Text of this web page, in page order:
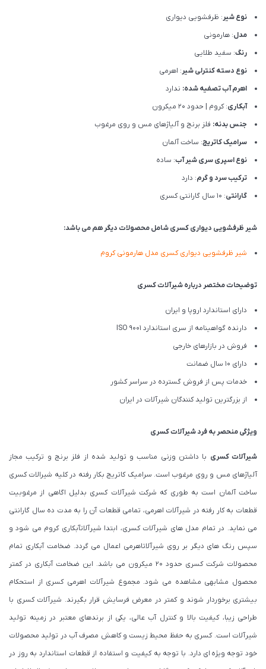
نوع شیر: ظرفشویی دیواری
مدل: هارمونی
رنگ: سفید طلایی
نوع دسته کنترلی شیر: اهرمی
اهرم آب تصفیه شده: ندارد
آبکاری: کروم | حدود 20 میکرون
جنس بدنه: فلز برنج و آلیاژهای مس و روی مرغوب
سرامیک کاتریج: ساخت آلمان
نوع اسپری سری شیر آب: ساده
ترکیب سرد و گرم: دارد
گارانتی: 10 سال گارانتی کسری
شیر ظرفشویی دیواری کسری شامل محصولات دیگر هم می باشد:
شیر ظرفشویی دیواری کسری مدل هارمونی کروم
توضیحات مختصر درباره شیرآلات کسری
دارای استاندارد اروپا و ایران
دارنده گواهینامه از سری استاندارد ISO 9001
فروش در بازارهای خارجی
دارای 10 سال ضمانت
خدمات پس از فروش گسترده در سراسر کشور
از بزرگترین تولید کنندگان شیرآلات در ایران
ویژگی منحصر به فرد شیرآلات کسری
شیرآلات کسری با داشتن وزنی مناسب و تولید شده از فلز برنج و ترکیب مجاز
آلیاژهای مس و روی مرغوب است. سرامیک کاتریج بکار رفته در کلیه شیرالات کسری
ساخت آلمان است به طوری که شرکت شیرآلات کسری بدلیل اگاهی از مرغوبیت
قطعات به کار رفته در شیرآلات اهرمی، تمامی قطعات آن را به مدت ده سال گارانتی
می نماید. در تمام مدل های شیرآلات کسری، ابتدا شیرآلاتآبکاری کروم می شود و
سپس رنگ های دیگر بر روی شیرآلاتاهرمی اعمال می گردد. ضخامت آبکاری تمام
محصولات شرکت کسری حدود ۲۰ میکرون می باشد. این ضخامت آبکاری در کمتر
محصول مشابهی مشاهده می شود. مجموع شیرآلات اهرمی کسری از استحکام
بیشتری برخوردار شوند و کمتر در معرض فرسایش قرار بگیرند. شیرآلات کسری با
طراحی زیبا، کیفیت بالا و کنترل آب عالی، یکی از برندهای معتبر در زمینه تولید
شیرآلات است. کسری به حفظ محیط زیست و کاهش مصرف آب در تولید محصولات
خود توجه ویژه ای دارد. با توجه به کیفیت و استفاده از قطعات استاندارد به روز در